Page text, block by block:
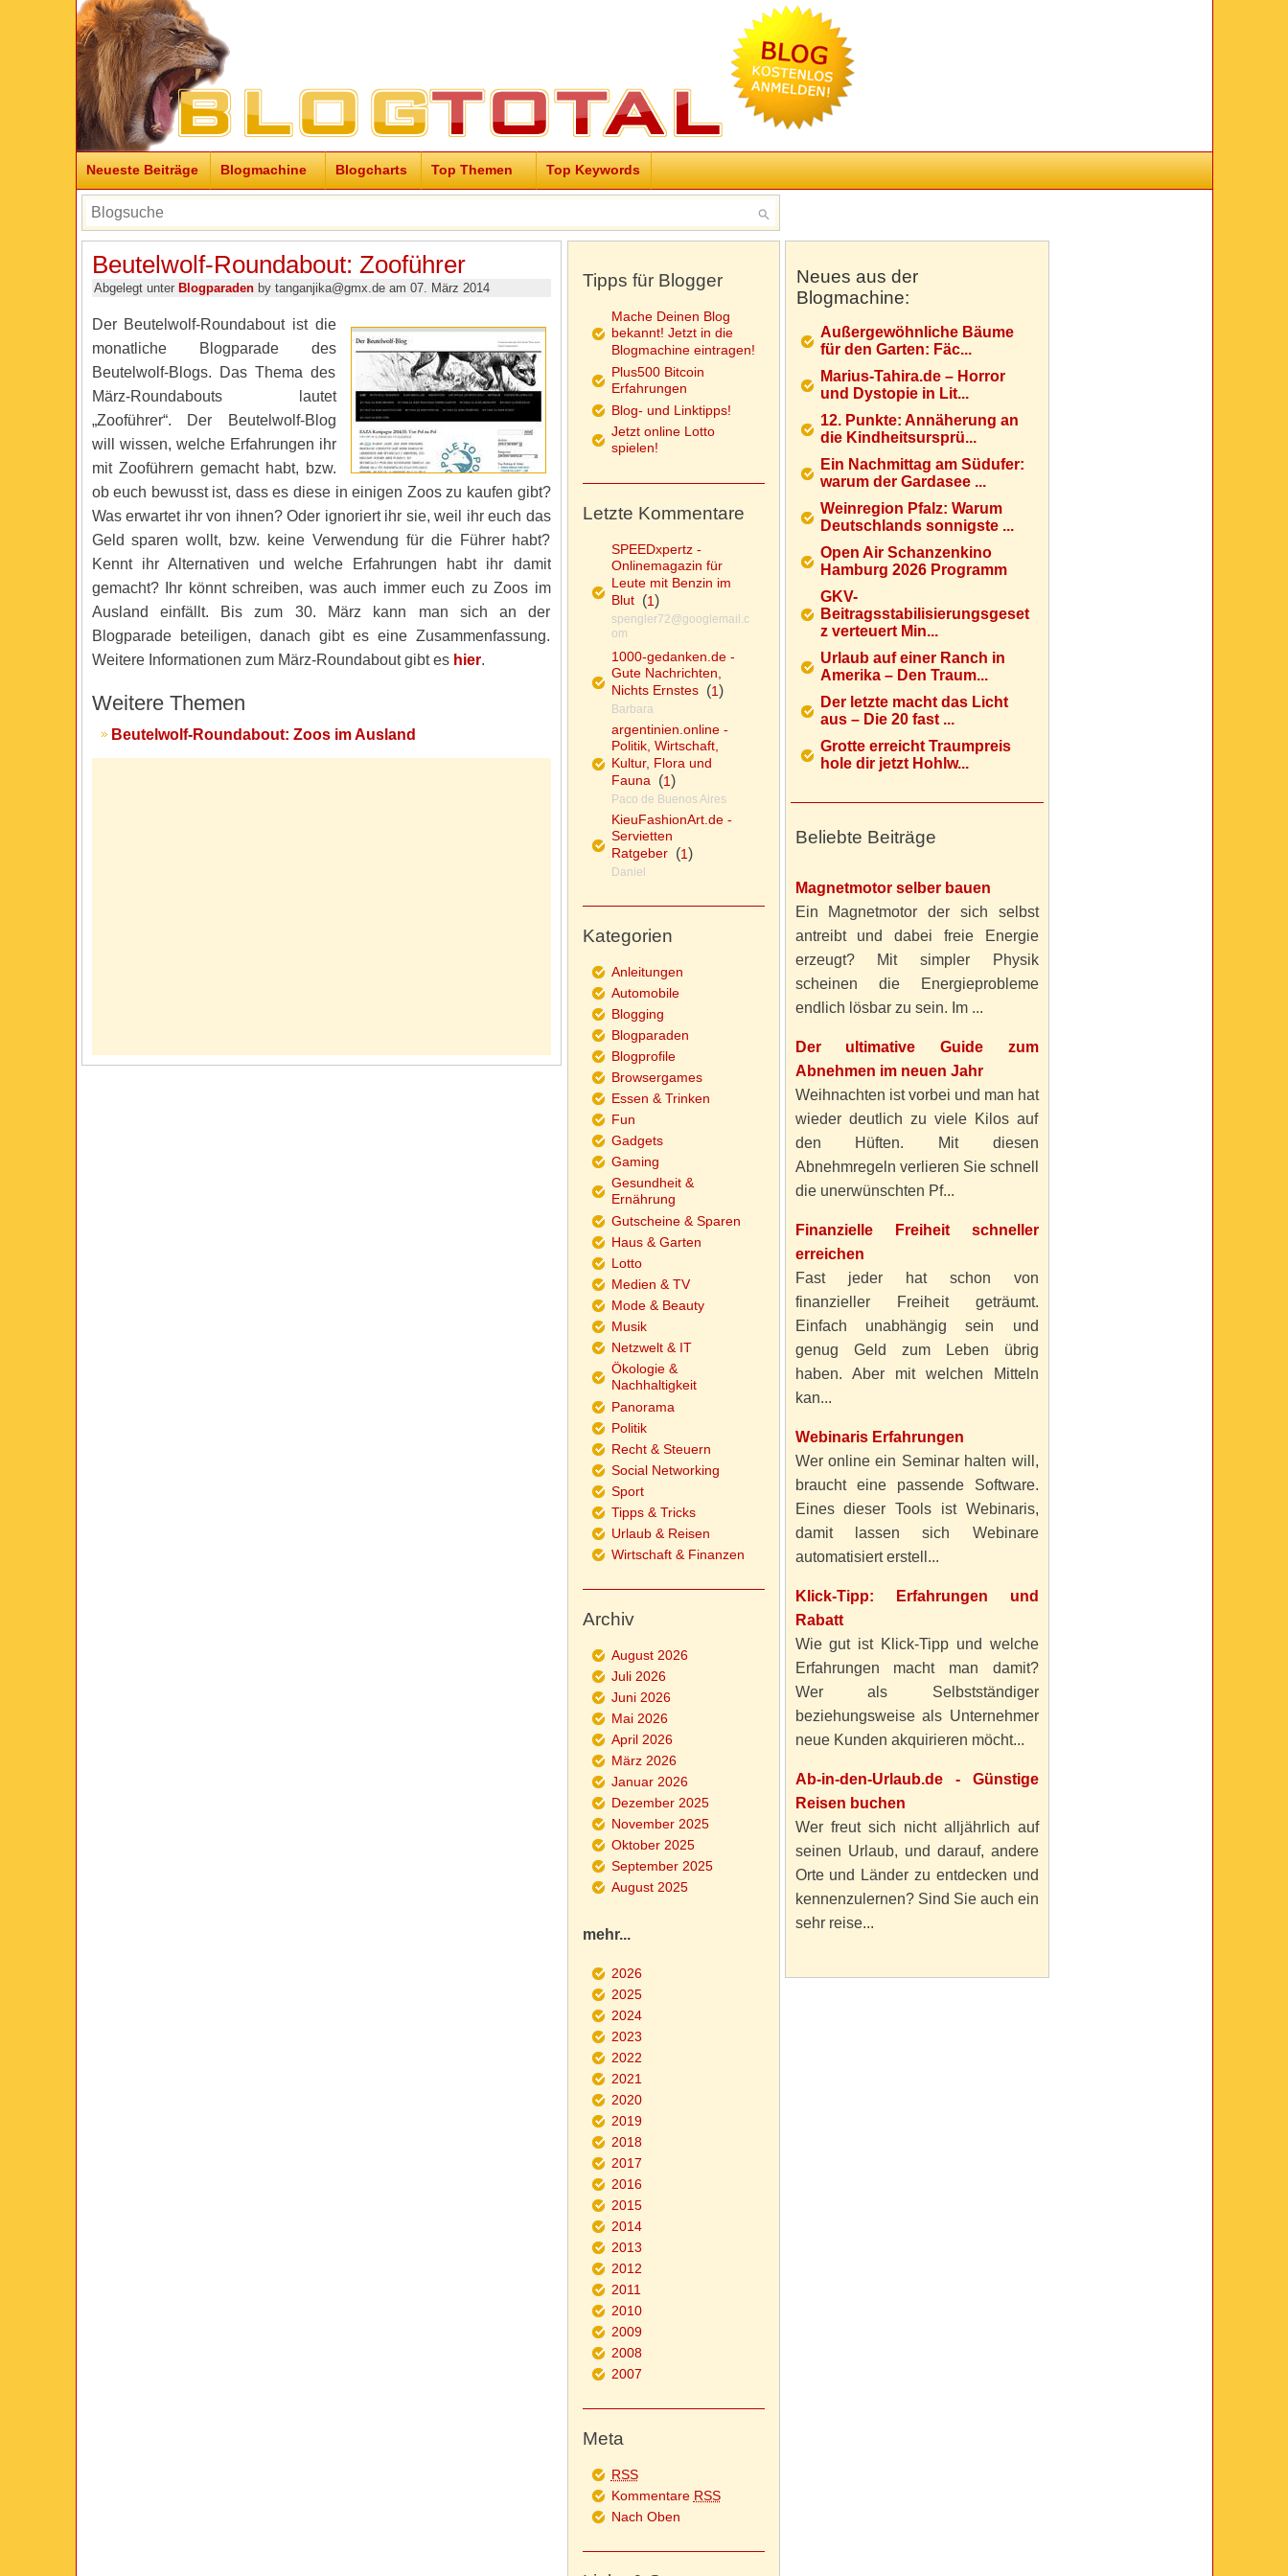
Neueste Beiträge Blogmachine Blogcharts Top Themen Top Keywords
Beutelwolf-Roundabout: Zooführer
Abgelegt unter Blogparadenby tanganjika@gmx.de am 07. März 2014
Der Beutelwolf-Roundabout ist die
monatliche Blogparade des
Beutelwolf-Blogs. Das Thema des
März-Roundabouts lautet
„Zooführer“. Der Beutelwolf-Blog
will wissen, welche Erfahrungen ihr
mit Zooführern gemacht habt, bzw.
ob euch bewusst ist, dass es diese in einigen Zoos zu kaufen gibt?
Was erwartet ihr von ihnen? Oder ignoriert ihr sie, weil ihr euch das
Geld sparen wollt, bzw. keine Verwendung für die Führer habt?
Kennt ihr Alternativen und welche Erfahrungen habt ihr damit
gemacht? Ihr könnt schreiben, was auch immer euch zu Zoos im
Ausland einfällt. Bis zum 30. März kann man sich an der
Blogparade beteiligen, danach gibt es eine Zusammenfassung.
Weitere Informationen zum März-Roundabout gibt es hier.
Weitere Themen
Beutelwolf-Roundabout: Zoos im Ausland
Neues aus der
Blogmachine:
Außergewöhnliche Bäume
für den Garten: Fäc...
Marius-Tahira.de – Horror
und Dystopie in Lit...
12. Punkte: Annäherung an
die Kindheitsursprü...
Ein Nachmittag am Südufer:
warum der Gardasee ...
Weinregion Pfalz: Warum
Deutschlands sonnigste ...
Open Air Schanzenkino
Hamburg 2026 Programm
GKV-
Beitragsstabilisierungsgeset
z verteuert Min...
Urlaub auf einer Ranch in
Amerika – Den Traum...
Der letzte macht das Licht
aus – Die 20 fast ...
Grotte erreicht Traumpreis
hole dir jetzt Hohlw...
Beliebte Beiträge
Magnetmotor selber bauen
Ein Magnetmotor der sich selbst
antreibt und dabei freie Energie
erzeugt? Mit simpler Physik
scheinen die Energieprobleme
endlich lösbar zu sein. Im ...
Der ultimative Guide zum
Abnehmen im neuen Jahr
Weihnachten ist vorbei und man hat
wieder deutlich zu viele Kilos auf
den Hüften. Mit diesen
Abnehmregeln verlieren Sie schnell
die unerwünschten Pf...
Finanzielle Freiheit schneller
erreichen
Fast jeder hat schon von
finanzieller Freiheit geträumt.
Einfach unabhängig sein und
genug Geld zum Leben übrig
haben. Aber mit welchen Mitteln
kan...
Webinaris Erfahrungen
Wer online ein Seminar halten will,
braucht eine passende Software.
Eines dieser Tools ist Webinaris,
damit lassen sich Webinare
automatisiert erstell...
Klick-Tipp: Erfahrungen und
Rabatt
Wie gut ist Klick-Tipp und welche
Erfahrungen macht man damit?
Wer als Selbstständiger
beziehungsweise als Unternehmer
neue Kunden akquirieren möcht...
Ab-in-den-Urlaub.de - Günstige
Reisen buchen
Wer freut sich nicht alljährlich auf
seinen Urlaub, und darauf, andere
Orte und Länder zu entdecken und
kennenzulernen? Sind Sie auch ein
sehr reise...
Tipps für Blogger
Mache Deinen Blog
bekannt! Jetzt in die
Blogmachine eintragen!
Plus500 Bitcoin
Erfahrungen
Blog- und Linktipps!
Jetzt online Lotto
spielen!
Letzte Kommentare
SPEEDxpertz -
Onlinemagazin für
Leute mit Benzin im
Blut(1)
spengler72@googlemail.c
om
1000-gedanken.de -
Gute Nachrichten,
Nichts Ernstes(1)
Barbara
argentinien.online -
Politik, Wirtschaft,
Kultur, Flora und
Fauna(1)
Paco de Buenos Aires
KieuFashionArt.de -
Servietten
Ratgeber(1)
Daniel
Kategorien
Anleitungen
Automobile
Blogging
Blogparaden
Blogprofile
Browsergames
Essen & Trinken
Fun
Gadgets
Gaming
Gesundheit &
Ernährung
Gutscheine & Sparen
Haus & Garten
Lotto
Medien & TV
Mode & Beauty
Musik
Netzwelt & IT
Ökologie &
Nachhaltigkeit
Panorama
Politik
Recht & Steuern
Social Networking
Sport
Tipps & Tricks
Urlaub & Reisen
Wirtschaft & Finanzen
Archiv
August 2026
Juli 2026
Juni 2026
Mai 2026
April 2026
März 2026
Januar 2026
Dezember 2025
November 2025
Oktober 2025
September 2025
August 2025
mehr...
2026
2025
2024
2023
2022
2021
2020
2019
2018
2017
2016
2015
2014
2013
2012
2011
2010
2009
2008
2007
Meta
RSS
Kommentare RSS
Nach Oben